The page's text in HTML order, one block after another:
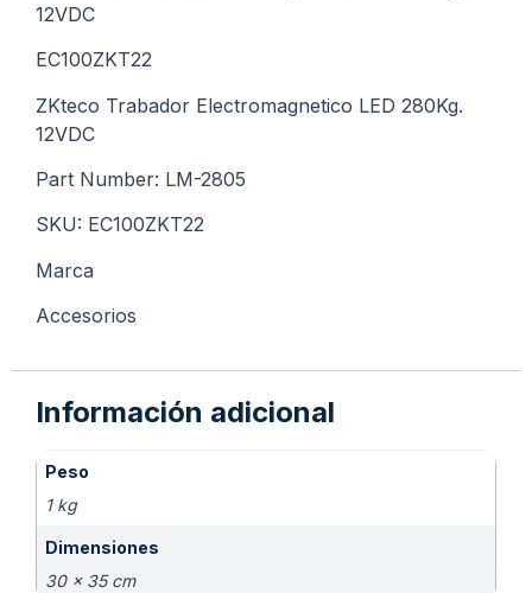
12VDC
EC100ZKT22
ZKteco Trabador Electromagnetico LED 280Kg.
12VDC
Part Number: LM-2805
SKU: EC100ZKT22
Marca
Accesorios
Información adicional
Peso
1 kg
Dimensiones
30 × 35 cm